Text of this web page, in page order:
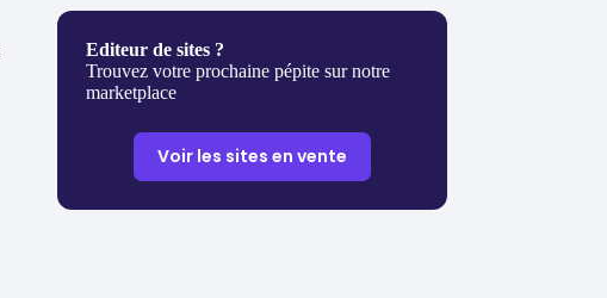
Editeur de sites ?
Trouvez votre prochaine pépite sur notre
marketplace
Voir les sites en vente